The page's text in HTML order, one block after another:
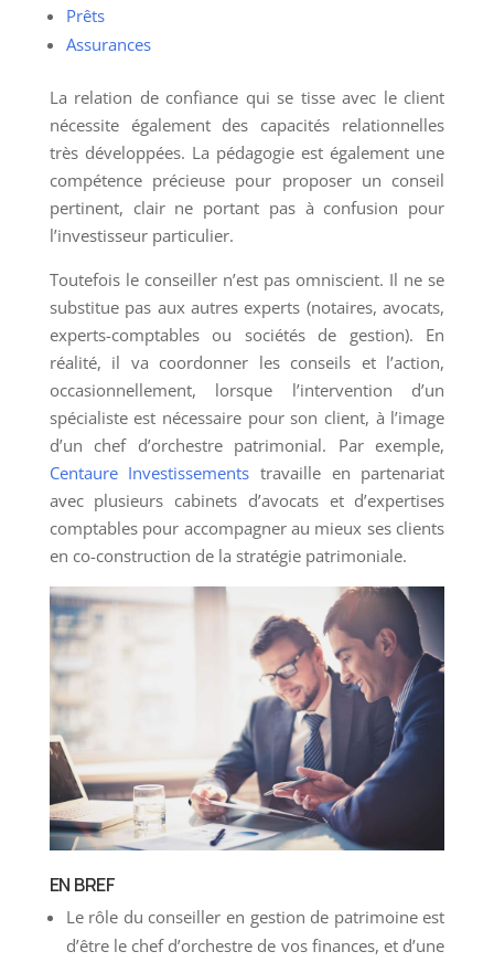
Prêts
Assurances
La relation de confiance qui se tisse avec le client
nécessite également des capacités relationnelles
très développées. La pédagogie est également une
compétence précieuse pour proposer un conseil
pertinent, clair ne portant pas à confusion pour
l’investisseur particulier.
Toutefois le conseiller n’est pas omniscient. Il ne se
substitue pas aux autres experts (notaires, avocats,
experts-comptables ou sociétés de gestion). En
réalité, il va coordonner les conseils et l’action,
occasionnellement, lorsque l’intervention d’un
spécialiste est nécessaire pour son client, à l’image
d’un chef d’orchestre patrimonial. Par exemple,
Centaure Investissements travaille en partenariat
avec plusieurs cabinets d’avocats et d’expertises
comptables pour accompagner au mieux ses clients
en co-construction de la stratégie patrimoniale.
EN BREF
Le rôle du conseiller en gestion de patrimoine est
d’être le chef d’orchestre de vos finances, et d’une